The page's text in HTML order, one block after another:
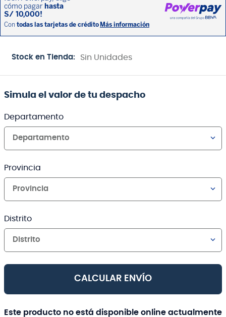
Stock en Tienda: Sin Unidades
Simula el valor de tu despacho
Departamento
Departamento
Provincia
Provincia
Distrito
Distrito
CALCULAR ENVÍO
Este producto no está disponible online actualmente